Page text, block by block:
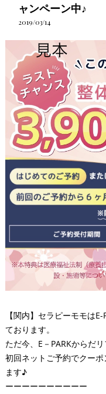
ャンペーン中♪
2019/03/14
【関内】セラピーモモは
ております。
ただ今、E－PARKからだ
初回ネットご予約でクー
ます♪
ーーーーーーーーーー